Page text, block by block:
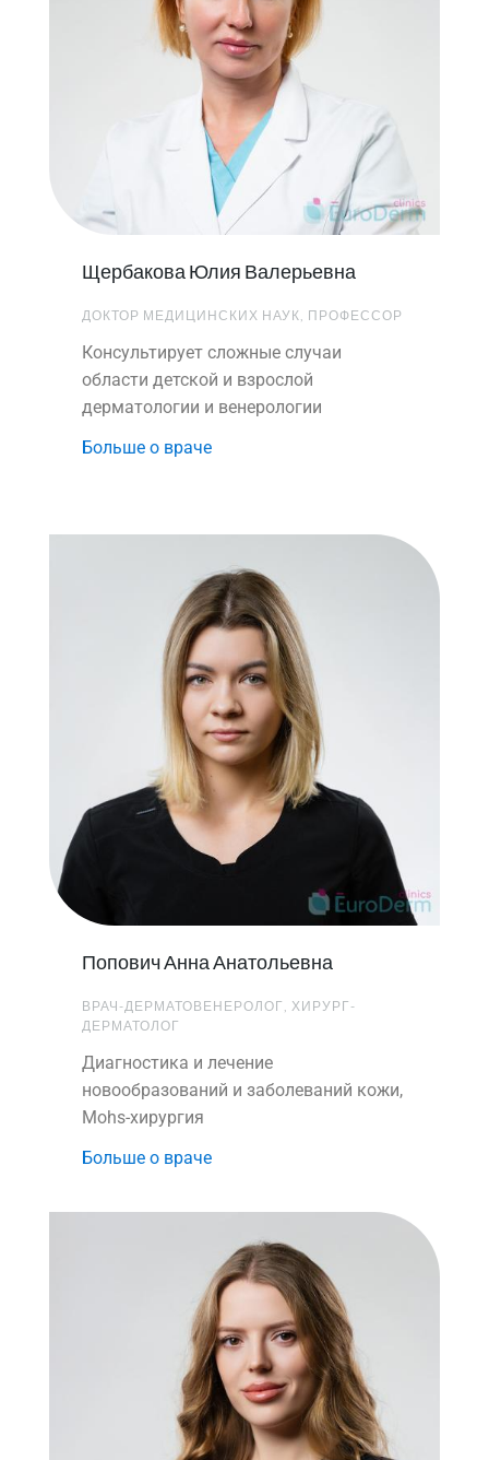
Щербакова Юлия Валерьевна
ДОКТОР МЕДИЦИНСКИХ НАУК, ПРОФЕССОР
Консультирует сложные случаи
области детской и взрослой
дерматологии и венерологии
Больше о враче
Попович Анна Анатольевна
ВРАЧ-ДЕРМАТОВЕНЕРОЛОГ, ХИРУРГ-
ДЕРМАТОЛОГ
Диагностика и лечение
новообразований и заболеваний кожи,
Mohs-хирургия
Больше о враче